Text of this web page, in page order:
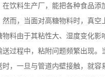
饮料生产厂，能把各种食品添
而，当面对高糖物料时，真空
料由于其粘性大、湿度变化影
过程中，粘附问题频繁出现。
时，一旦与管道内壁接触，就容